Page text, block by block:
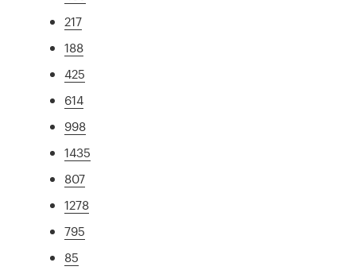
217
188
425
614
998
1435
807
1278
795
85